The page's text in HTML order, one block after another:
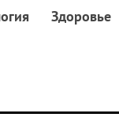
Здоровье